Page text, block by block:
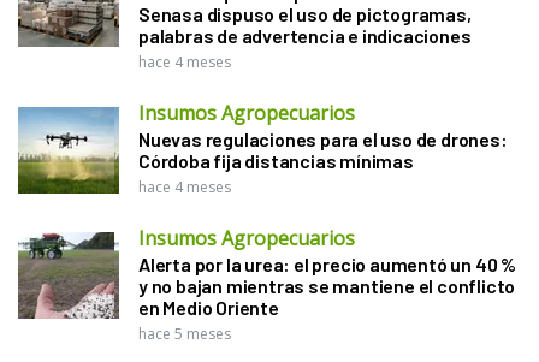
Senasa dispuso el uso de pictogramas,
palabras de advertencia e indicaciones
hace 4 meses
Insumos Agropecuarios
Nuevas regulaciones para el uso de drones:
Córdoba fija distancias mínimas
hace 4 meses
Insumos Agropecuarios
Alerta por la urea: el precio aumentó un 40 %
y no bajan mientras se mantiene el conflicto
en Medio Oriente
hace 5 meses